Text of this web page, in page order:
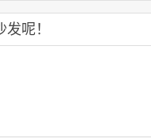
呢！